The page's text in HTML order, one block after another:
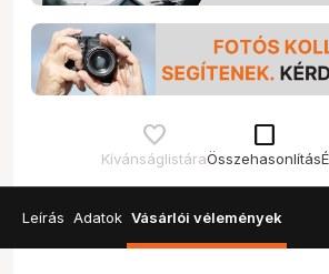
Kívánságlistára
check_box_outline_blank
Összehasonlítás
Leírás Adatok Vásárlói vélemények